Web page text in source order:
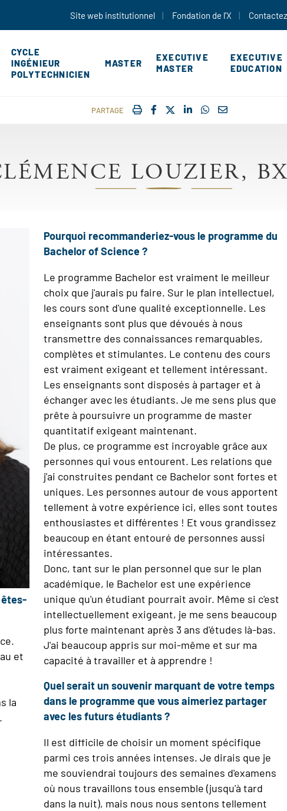
Aller au contenu principal
Site web institutionnel Fondation de l'X
CYCLE
INGÉNIEUR
POLYTECHNICIEN
MASTER
EXECUTIVE
MASTER
EXECUTIVE
EDUCATION
PARTAGE IMPRIMERFACEBOOK
TWITTER
SHARE ON LINKEDIN
SHARE ON
COURRIEL
LOUZIER,
êtes-
et
la
Pourquoi recommanderiez-vous le programme du
Bachelor of Science ?
Le programme Bachelor est vraiment le meilleur
choix que j'aurais pu faire. Sur le plan intellectuel,
les cours sont d'une qualité exceptionnelle. Les
enseignants sont plus que dévoués à nous
transmettre des connaissances remarquables,
complètes et stimulantes. Le contenu des cours
est vraiment exigeant et tellement intéressant.
Les enseignants sont disposés à partager et à
échanger avec les étudiants. Je me sens plus que
prête à poursuivre un programme de master
quantitatif exigeant maintenant.
De plus, ce programme est incroyable grâce aux
personnes qui vous entourent. Les relations que
j'ai construites pendant ce Bachelor sont fortes et
uniques. Les personnes autour de vous apportent
tellement à votre expérience ici, elles sont toutes
enthousiastes et différentes ! Et vous grandissez
beaucoup en étant entouré de personnes aussi
intéressantes.
Donc, tant sur le plan personnel que sur le plan
académique, le Bachelor est une expérience
unique qu'un étudiant pourrait avoir. Même si c'est
intellectuellement exigeant, je me sens beaucoup
plus forte maintenant après 3 ans d'études là-bas.
J'ai beaucoup appris sur moi-même et sur ma
capacité à travailler et à apprendre !
Quel serait un souvenir marquant de votre temps
dans le programme que vous aimeriez partager
avec les futurs étudiants ?
Il est difficile de choisir un moment spécifique
parmi ces trois années intenses. Je dirais que je
me souviendrai toujours des semaines d'examens
où nous travaillons tous ensemble (jusqu'à tard
dans la nuit), mais nous nous sentons tellement